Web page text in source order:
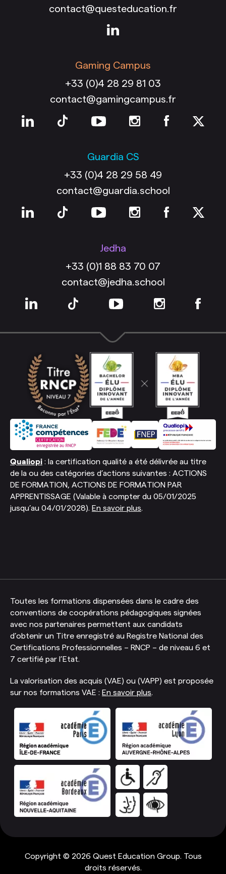
contact@questeducation.fr
Gaming Campus
+33 (0)4 28 29 81 03
contact@gamingcampus.fr
Guardia CS
+33 (0)4 28 29 58 49
contact@guardia.school
Jedha
+33 (0)1 88 83 70 07
contact@jedha.school
Qualiopi : la certification qualité a été délivrée au titre
de la ou des catégories d’actions suivantes : ACTIONS
DE FORMATION, ACTIONS DE FORMATION PAR
APPRENTISSAGE (Valable à compter du 05/01/2025
jusqu’au 04/01/2028). En savoir plus.
Toutes les formations dispensées dans le cadre des
conventions de coopérations pédagogiques signées
avec nos partenaires permettent aux candidats
d’obtenir un Titre enregistré au Registre National des
Certifications Professionnelles – RNCP – de niveau 6 et
7 certifié par l’Etat.
La valorisation des acquis (VAE) ou (VAPP) est proposée
sur nos formations VAE : En savoir plus.
Copyright © 2026 Quest Education Group. Tous
droits réservés.